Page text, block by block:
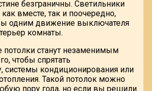
безграничны. Светильники
вместе, так и поочередно,
одним движение выключателя
комнаты.
станут незаменимым
чтобы спрятать
системы кондиционирования или
Такой потолок можно
пору года, но если вы решили